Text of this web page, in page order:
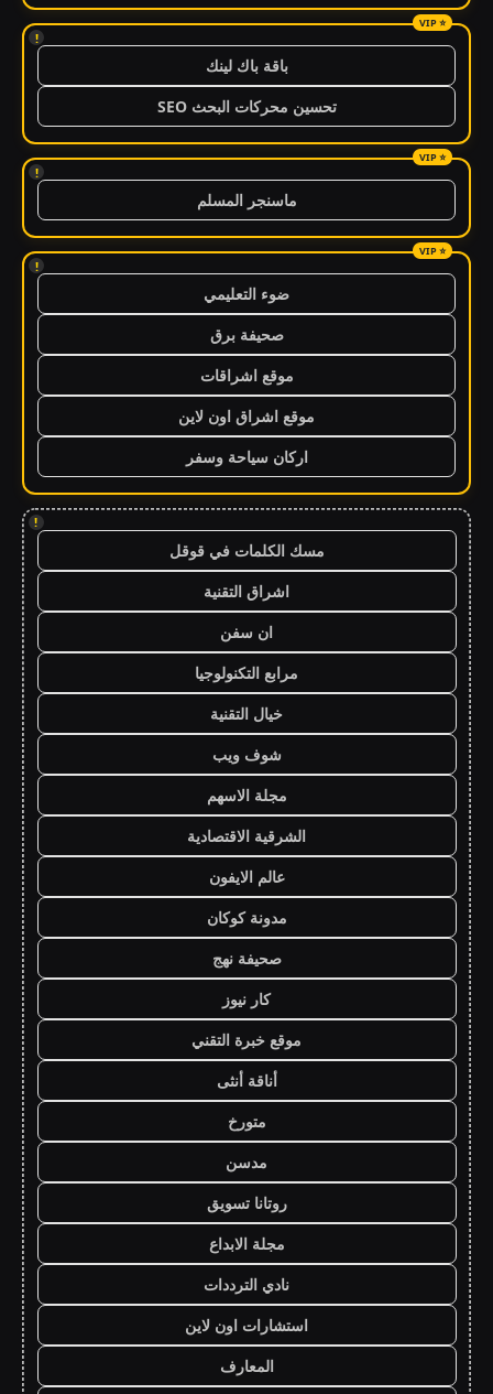
!
باقة باك لينك
تحسين محركات البحث SEO
!
ماسنجر المسلم
!
ضوء التعليمي
صحيفة برق
موقع اشراقات
موقع اشراق اون لاين
اركان سياحة وسفر
!
مسك الكلمات في قوقل
اشراق التقنية
ان سفن
مرابع التكنولوجيا
خيال التقنية
شوف ويب
مجلة الاسهم
الشرقية الاقتصادية
عالم الايفون
مدونة كوكان
صحيفة نهج
كار نيوز
موقع خبرة التقني
أناقة أنثى
متورخ
مدسن
روتانا تسويق
مجلة الابداع
نادي الترددات
استشارات اون لاين
المعارف